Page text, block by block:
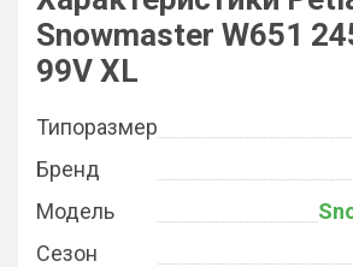
Snowmaster W651
99V XL
Типоразмер
Бренд
Модель
Сезон